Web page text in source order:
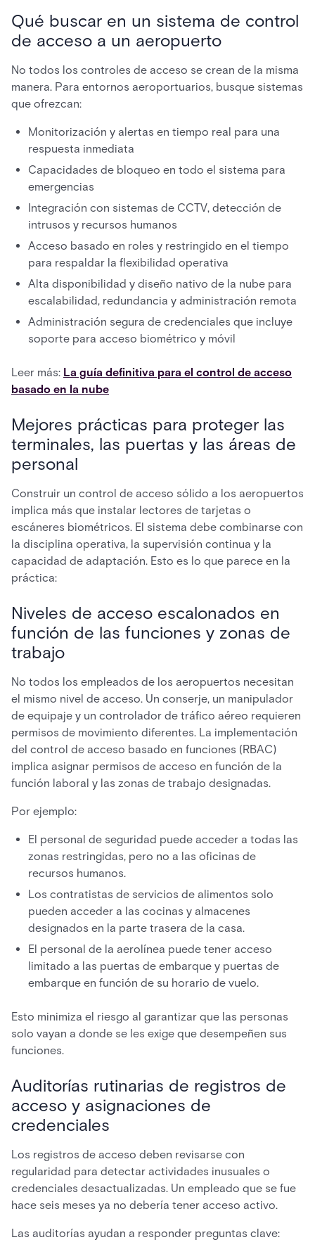
Qué buscar en un sistema de control
de acceso a un aeropuerto
No todos los controles de acceso se crean de la misma
manera. Para entornos aeroportuarios, busque sistemas
que ofrezcan:
Monitorización y alertas en tiempo real para una
respuesta inmediata
Capacidades de bloqueo en todo el sistema para
emergencias
Integración con sistemas de CCTV, detección de
intrusos y recursos humanos
Acceso basado en roles y restringido en el tiempo
para respaldar la flexibilidad operativa
Alta disponibilidad y diseño nativo de la nube para
escalabilidad, redundancia y administración remota
Administración segura de credenciales que incluye
soporte para acceso biométrico y móvil
Leer más: La guía definitiva para el control de acceso
basado en la nube
Mejores prácticas para proteger las
terminales, las puertas y las áreas de
personal
Construir un control de acceso sólido a los aeropuertos
implica más que instalar lectores de tarjetas o
escáneres biométricos. El sistema debe combinarse con
la disciplina operativa, la supervisión continua y la
capacidad de adaptación. Esto es lo que parece en la
práctica:
Niveles de acceso escalonados en
función de las funciones y zonas de
trabajo
No todos los empleados de los aeropuertos necesitan
el mismo nivel de acceso. Un conserje, un manipulador
de equipaje y un controlador de tráfico aéreo requieren
permisos de movimiento diferentes. La implementación
del control de acceso basado en funciones (RBAC)
implica asignar permisos de acceso en función de la
función laboral y las zonas de trabajo designadas.
Por ejemplo:
El personal de seguridad puede acceder a todas las
zonas restringidas, pero no a las oficinas de
recursos humanos.
Los contratistas de servicios de alimentos solo
pueden acceder a las cocinas y almacenes
designados en la parte trasera de la casa.
El personal de la aerolínea puede tener acceso
limitado a las puertas de embarque y puertas de
embarque en función de su horario de vuelo.
Esto minimiza el riesgo al garantizar que las personas
solo vayan a donde se les exige que desempeñen sus
funciones.
Auditorías rutinarias de registros de
acceso y asignaciones de
credenciales
Los registros de acceso deben revisarse con
regularidad para detectar actividades inusuales o
credenciales desactualizadas. Un empleado que se fue
hace seis meses ya no debería tener acceso activo.
Las auditorías ayudan a responder preguntas clave: